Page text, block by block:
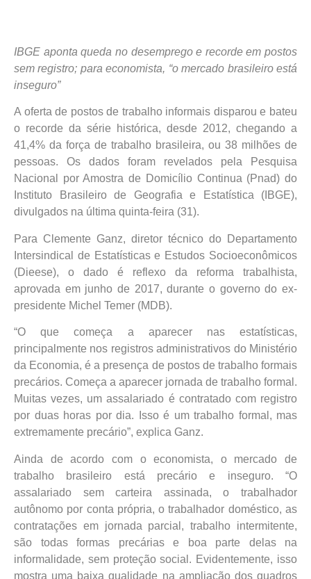
IBGE aponta queda no desemprego e recorde em postos
sem registro; para economista, “o mercado brasileiro está
inseguro”
A oferta de postos de trabalho informais disparou e bateu
o recorde da série histórica, desde 2012, chegando a
41,4% da força de trabalho brasileira, ou 38 milhões de
pessoas. Os dados foram revelados pela Pesquisa
Nacional por Amostra de Domicílio Continua (Pnad) do
Instituto Brasileiro de Geografia e Estatística (IBGE),
divulgados na última quinta-feira (31).
Para Clemente Ganz, diretor técnico do Departamento
Intersindical de Estatísticas e Estudos Socioeconômicos
(Dieese), o dado é reflexo da reforma trabalhista,
aprovada em junho de 2017, durante o governo do ex-
presidente Michel Temer (MDB).
“O que começa a aparecer nas estatísticas,
principalmente nos registros administrativos do Ministério
da Economia, é a presença de postos de trabalho formais
precários. Começa a aparecer jornada de trabalho formal.
Muitas vezes, um assalariado é contratado com registro
por duas horas por dia. Isso é um trabalho formal, mas
extremamente precário”, explica Ganz.
Ainda de acordo com o economista, o mercado de
trabalho brasileiro está precário e inseguro. “O
assalariado sem carteira assinada, o trabalhador
autônomo por conta própria, o trabalhador doméstico, as
contratações em jornada parcial, trabalho intermitente,
são todas formas precárias e boa parte delas na
informalidade, sem proteção social. Evidentemente, isso
mostra uma baixa qualidade na ampliação dos quadros